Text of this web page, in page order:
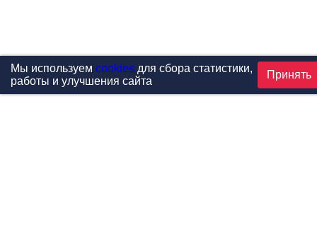
Мы используем cookiesдля сбора статистики,
работы и улучшения сайта
Принять